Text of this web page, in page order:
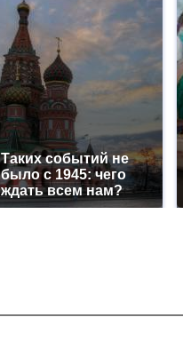
Таких событий не
было с 1945: чего
ждать всем нам?